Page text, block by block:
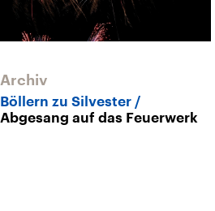
Archiv
Böllern zu Silvester
Abgesang auf das Feuerwerk